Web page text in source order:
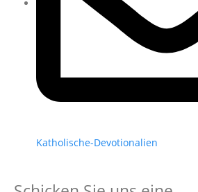
Katholische-Devotionalien